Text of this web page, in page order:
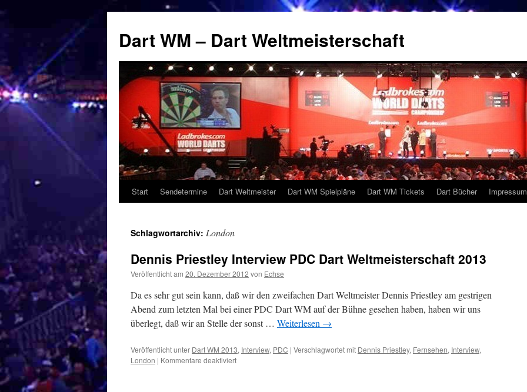
springen
Dart WM – Dart Weltmeisterschaft
Start Sendetermine Dart Weltmeister Dart WM Spielpläne Dart WM Tickets Dart Bücher Impressum
Schlagwortarchiv: London
Dennis Priestley Interview PDC Dart Weltmeisterschaft 2013
Veröffentlicht am 20. Dezember 2012 von Echse
Da es sehr gut sein kann, daß wir den zweifachen Dart Weltmeister Dennis Priestley am gestrigen
Abend zum letzten Mal bei einer PDC Dart WM auf der Bühne gesehen haben, haben wir uns
überlegt, daß wir an Stelle der sonst … Weiterlesen →
Veröffentlicht unter Dart WM 2013, Interview, PDC | Verschlagwortet mit Dennis Priestley, Fernsehen, Interview,
London | Kommentare deaktiviertfür